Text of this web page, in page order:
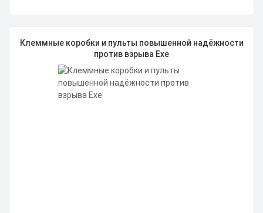
Клеммные коробки и пульты повышенной надёжности
против взрыва Exe